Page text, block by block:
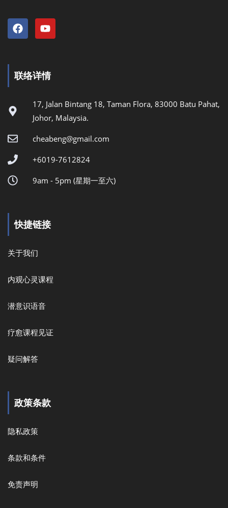
联络详情
17, Jalan Bintang 18, Taman Flora, 83000 Batu Pahat,
Johor, Malaysia.
cheabeng@gmail.com
+6019-7612824
9am - 5pm (星期一至六)
快捷链接
关于我们
内观心灵课程
潜意识语音
疗愈课程见证
疑问解答
政策条款
隐私政策
条款和条件
免责声明